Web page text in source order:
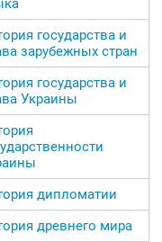
государства и
зарубежных стран
государства и
Украины
дипломатии
древнего мира